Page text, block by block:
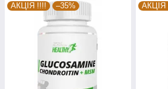
АКЦІЯ !!!! –35% АКЦІЯ